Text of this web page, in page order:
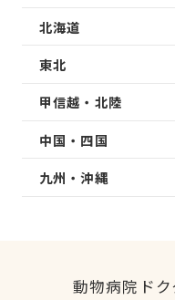
北海道
東北
甲信越・北陸
中国・四国
九州・沖縄
動物病院ドク